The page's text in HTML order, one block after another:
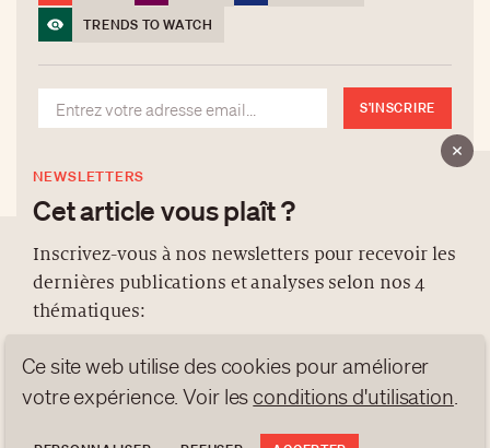
TRENDS TO WATCH
S'INSCRIRE
NEWSLETTERS
Cet article vous plaît ?
Inscrivez-vous à nos newsletters pour recevoir les
dernières publications et analyses selon nos 4
thématiques:
NEWS GEN Z
ANALYSES
TRENDS TO WATCH
À PROPOS
PROTECTION DES DONNÉES
contact@luxurytribune.com
Ce site web utilise des cookies pour améliorer
votre expérience. Voir les conditions d'utilisation